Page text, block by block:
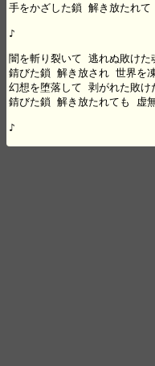
手をかざした鎖 解き放たれて
♪
闇を斬り裂いて 逃れぬ敗けた
錆びた鎖 解き放され 世界を
幻想を堕落して 剥がれた敗け
錆びた鎖 解き放たれても 虚
♪